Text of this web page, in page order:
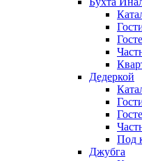
Дедеркой
Под
Джубга